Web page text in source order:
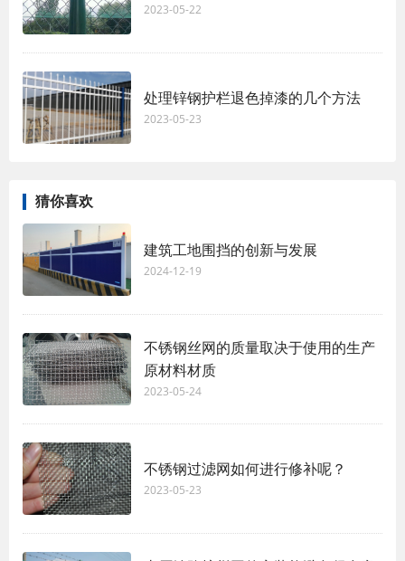
2023-05-22
处理锌钢护栏退色掉漆的几个方法
2023-05-23
猜你喜欢
建筑工地围挡的创新与发展
2024-12-19
不锈钢丝网的质量取决于使用的生产
原材料材质
2023-05-24
不锈钢过滤网如何进行修补呢？
2023-05-23